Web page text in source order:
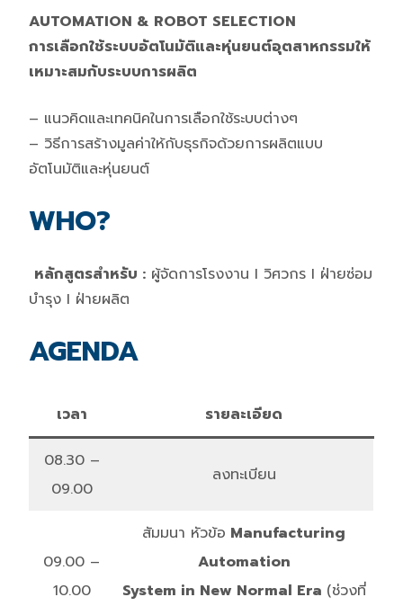
AUTOMATION & ROBOT SELECTION
การเลือกใช้ระบบอัตโนมัติและหุ่นยนต์อุตสาหกรรมให้
เหมาะสมกับระบบการผลิต
– แนวคิดและเทคนิคในการเลือกใช้ระบบต่างๆ
– วิธีการสร้างมูลค่าให้กับธุรกิจด้วยการผลิตแบบ
อัตโนมัติและหุ่นยนต์
WHO?
หลักสูตรสำหรับ : ผู้จัดการโรงงาน I วิศวกร I ฝ่ายซ่อม
บำรุง I ฝ่ายผลิต
AGENDA
เวลา รายละเอียด
08.30 –
09.00
ลงทะเบียน
09.00 –
10.00
สัมมนา หัวข้อ Manufacturing
Automation
System in New Normal Era (ช่วงที่